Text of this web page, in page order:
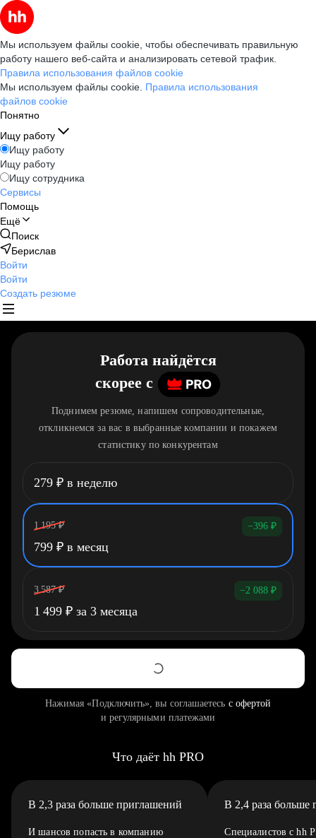
Мы используем файлы cookie, чтобы обеспечивать правильную
работу нашего веб-сайта и анализировать сетевой трафик.
Правила использования файлов cookie
Мы используем файлы cookie. Правила использования
файлов cookie
Понятно
Ищу работу
Ищу работу
Ищу работу
Ищу сотрудника
Сервисы
Помощь
Ещё
Поиск
Берислав
Войти
Войти
Создать резюме
Работа найдётся
скорее c
Поднимем резюме, напишем сопроводительные,
откликнемся за вас в выбранные компании и покажем
статистику по конкурентам
279 ₽ в неделю
1 195 ₽ −396 ₽
799 ₽ в месяц
3 587 ₽ −2 088 ₽
1 499 ₽ за 3 месяца
Нажимая «Подключить», вы соглашаетесь с офертой
и регулярными платежами
Что даёт hh PRO
В 2,3 раза больше приглашений
И шансов попасть в компанию
В 2,4 раза больше
Специалистов с hh